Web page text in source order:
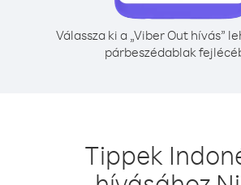
Válassza ki a „Viber Out hívás”
párbeszédablak
Tippek